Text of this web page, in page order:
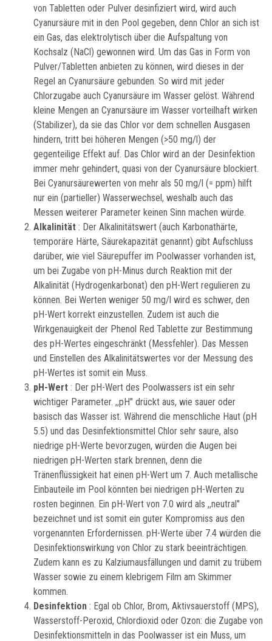
von Tabletten oder Pulver desinfiziert wird, wird auch
Cyanursäure mit in den Pool gegeben, denn Chlor an sich ist
ein Gas, das elektrolytisch über die Aufspaltung von
Kochsalz (NaCl) gewonnen wird. Um das Gas in Form von
Pulver/Tabletten anbieten zu können, wird dieses in der
Regel an Cyanursäure gebunden. So wird mit jeder
Chlorzugabe auch Cyanursäure im Wasser gelöst. Während
kleine Mengen an Cyanursäure im Wasser vorteilhaft wirken
(Stabilizer), da sie das Chlor vor dem schnellen Ausgasen
hindern, tritt bei höheren Mengen (>50 mg/l) der
gegenteilige Effekt auf. Das Chlor wird an der Desinfektion
immer mehr gehindert, quasi von der Cyanursäure blockiert.
Bei Cyanursäurewerten von mehr als 50 mg/l (= ppm) hilft
nur ein (partieller) Wasserwechsel, weshalb auch das
Messen weiterer Parameter keinen Sinn machen würde.
Alkalinität : Der Alkalinitätswert (auch Karbonathärte,
temporäre Härte, Säurekapazität genannt) gibt Aufschluss
darüber, wie viel Säurepuffer im Poolwasser vorhanden ist,
um bei Zugabe von pH-Minus durch Reaktion mit der
Alkalinität (Hydrogenkarbonat) den pH-Wert regulieren zu
können. Bei Werten weniger 50 mg/l wird es schwer, den
pH-Wert korrekt einzustellen. Zudem ist auch die
Wirkgenauigkeit der Phenol Red Tablette zur Bestimmung
des pH-Wertes eingeschränkt (Messfehler). Das Messen
und Einstellen des Alkalinitätswertes vor der Messung des
pH-Wertes ist somit ein Muss.
pH-Wert : Der pH-Wert des Poolwassers ist ein sehr
wichtiger Parameter. ,,pH" drückt aus, wie sauer oder
basisch das Wasser ist. Während die menschliche Haut (pH
5.5) und das Desinfektionsmittel Chlor sehr saure, also
niedrige pH-Werte bevorzugen, würden die Augen bei
niedrigen pH-Werten stark brennen, denn die
Tränenflüssigkeit hat einen pH-Wert um 7. Auch metallische
Einbauteile im Pool könnten bei niedrigen pH-Werten zu
rosten beginnen. Ein pH-Wert von 7.0 wird als ,,neutral"
bezeichnet und ist somit ein guter Kompromiss aus den
vorgenannten Erfordernissen. pH-Werte über 7.4 würden die
Desinfektionswirkung von Chlor zu stark beeinträchtigen.
Zudem kann es zu Kalziumausfällungen und damit zu trübem
Wasser sowie zu einem klebrigem Film am Skimmer
kommen.
Desinfektion : Egal ob Chlor, Brom, Aktivsauerstoff (MPS),
Wasserstoff-Peroxid, Chlordioxid oder Ozon: die Zugabe von
Desinfektionsmitteln in das Poolwasser ist ein Muss, um